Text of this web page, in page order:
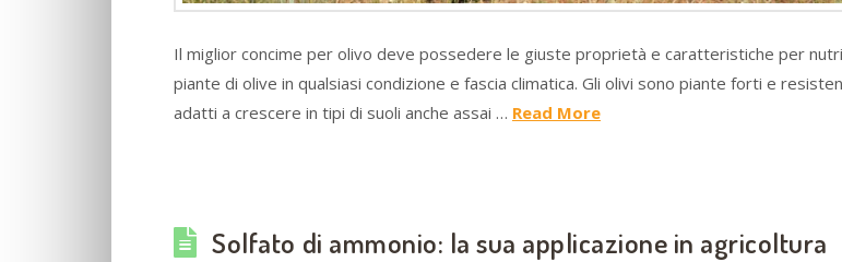
Il miglior concime per olivo deve possedere le giuste proprietà e caratteristiche per
piante di olive in qualsiasi condizione e fascia climatica. Gli olivi sono piante forti e
adatti a crescere in tipi di suoli anche assai … Read More
Solfato di ammonio: la sua applicazione in agricoltura